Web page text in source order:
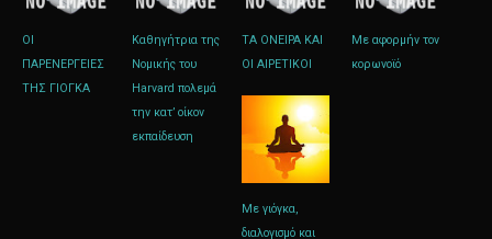
ΟΙ
ΠΑΡΕΝΕΡΓΕΙΕΣ
ΤΗΣ ΓΙΟΓΚΑ
Καθηγήτρια της
Νομικής του
Harvard πολεμά
την κατ’ οίκον
εκπαίδευση
ΤΑ ΟΝΕΙΡΑ ΚΑΙ
ΟΙ ΑΙΡΕΤΙΚΟΙ
Με αφορμήν τον
κορωνοϊό
Με γιόγκα,
διαλογισμό και